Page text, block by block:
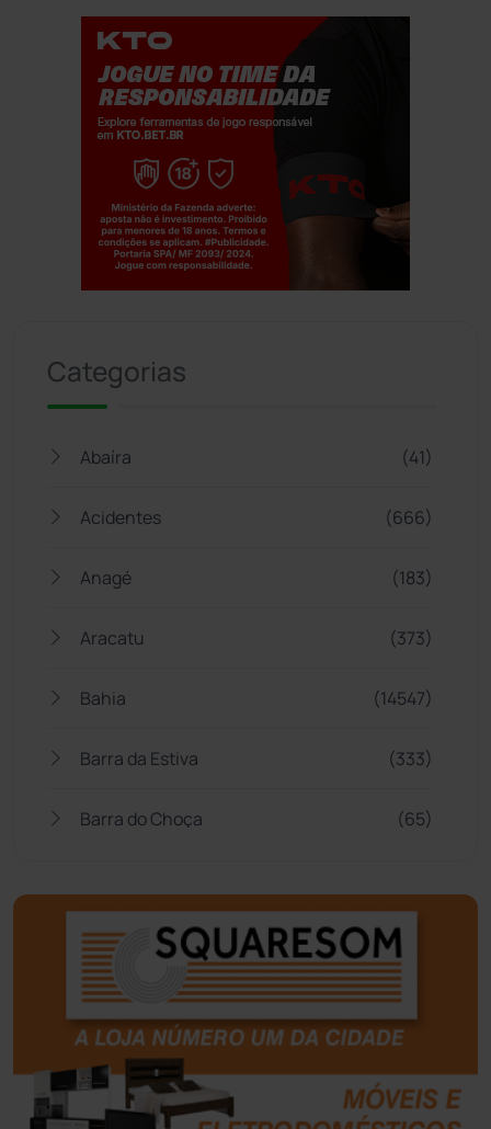
Categorias
Abaíra (41)
Acidentes (666)
Anagé (183)
Aracatu (373)
Bahia (14547)
Barra da Estiva (333)
Barra do Choça (65)
Bom Jesus da Lapa (510)
Boquira (152)
Botuporã
Brasil (7681)